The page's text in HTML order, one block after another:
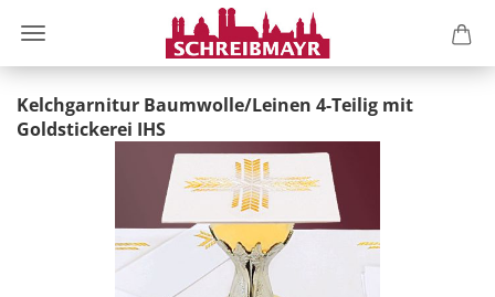
Kelchgarnitur Baumwolle/Leinen 4-Teilig mit
Goldstickerei IHS